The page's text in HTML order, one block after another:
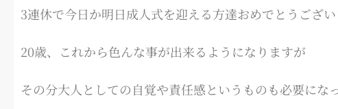
3連休で今日か明日成人式を迎える方達おめでとうござい
20歳、これから色んな事が出来るようになりますが
その分大人としての自覚や責任感というものも必要にな